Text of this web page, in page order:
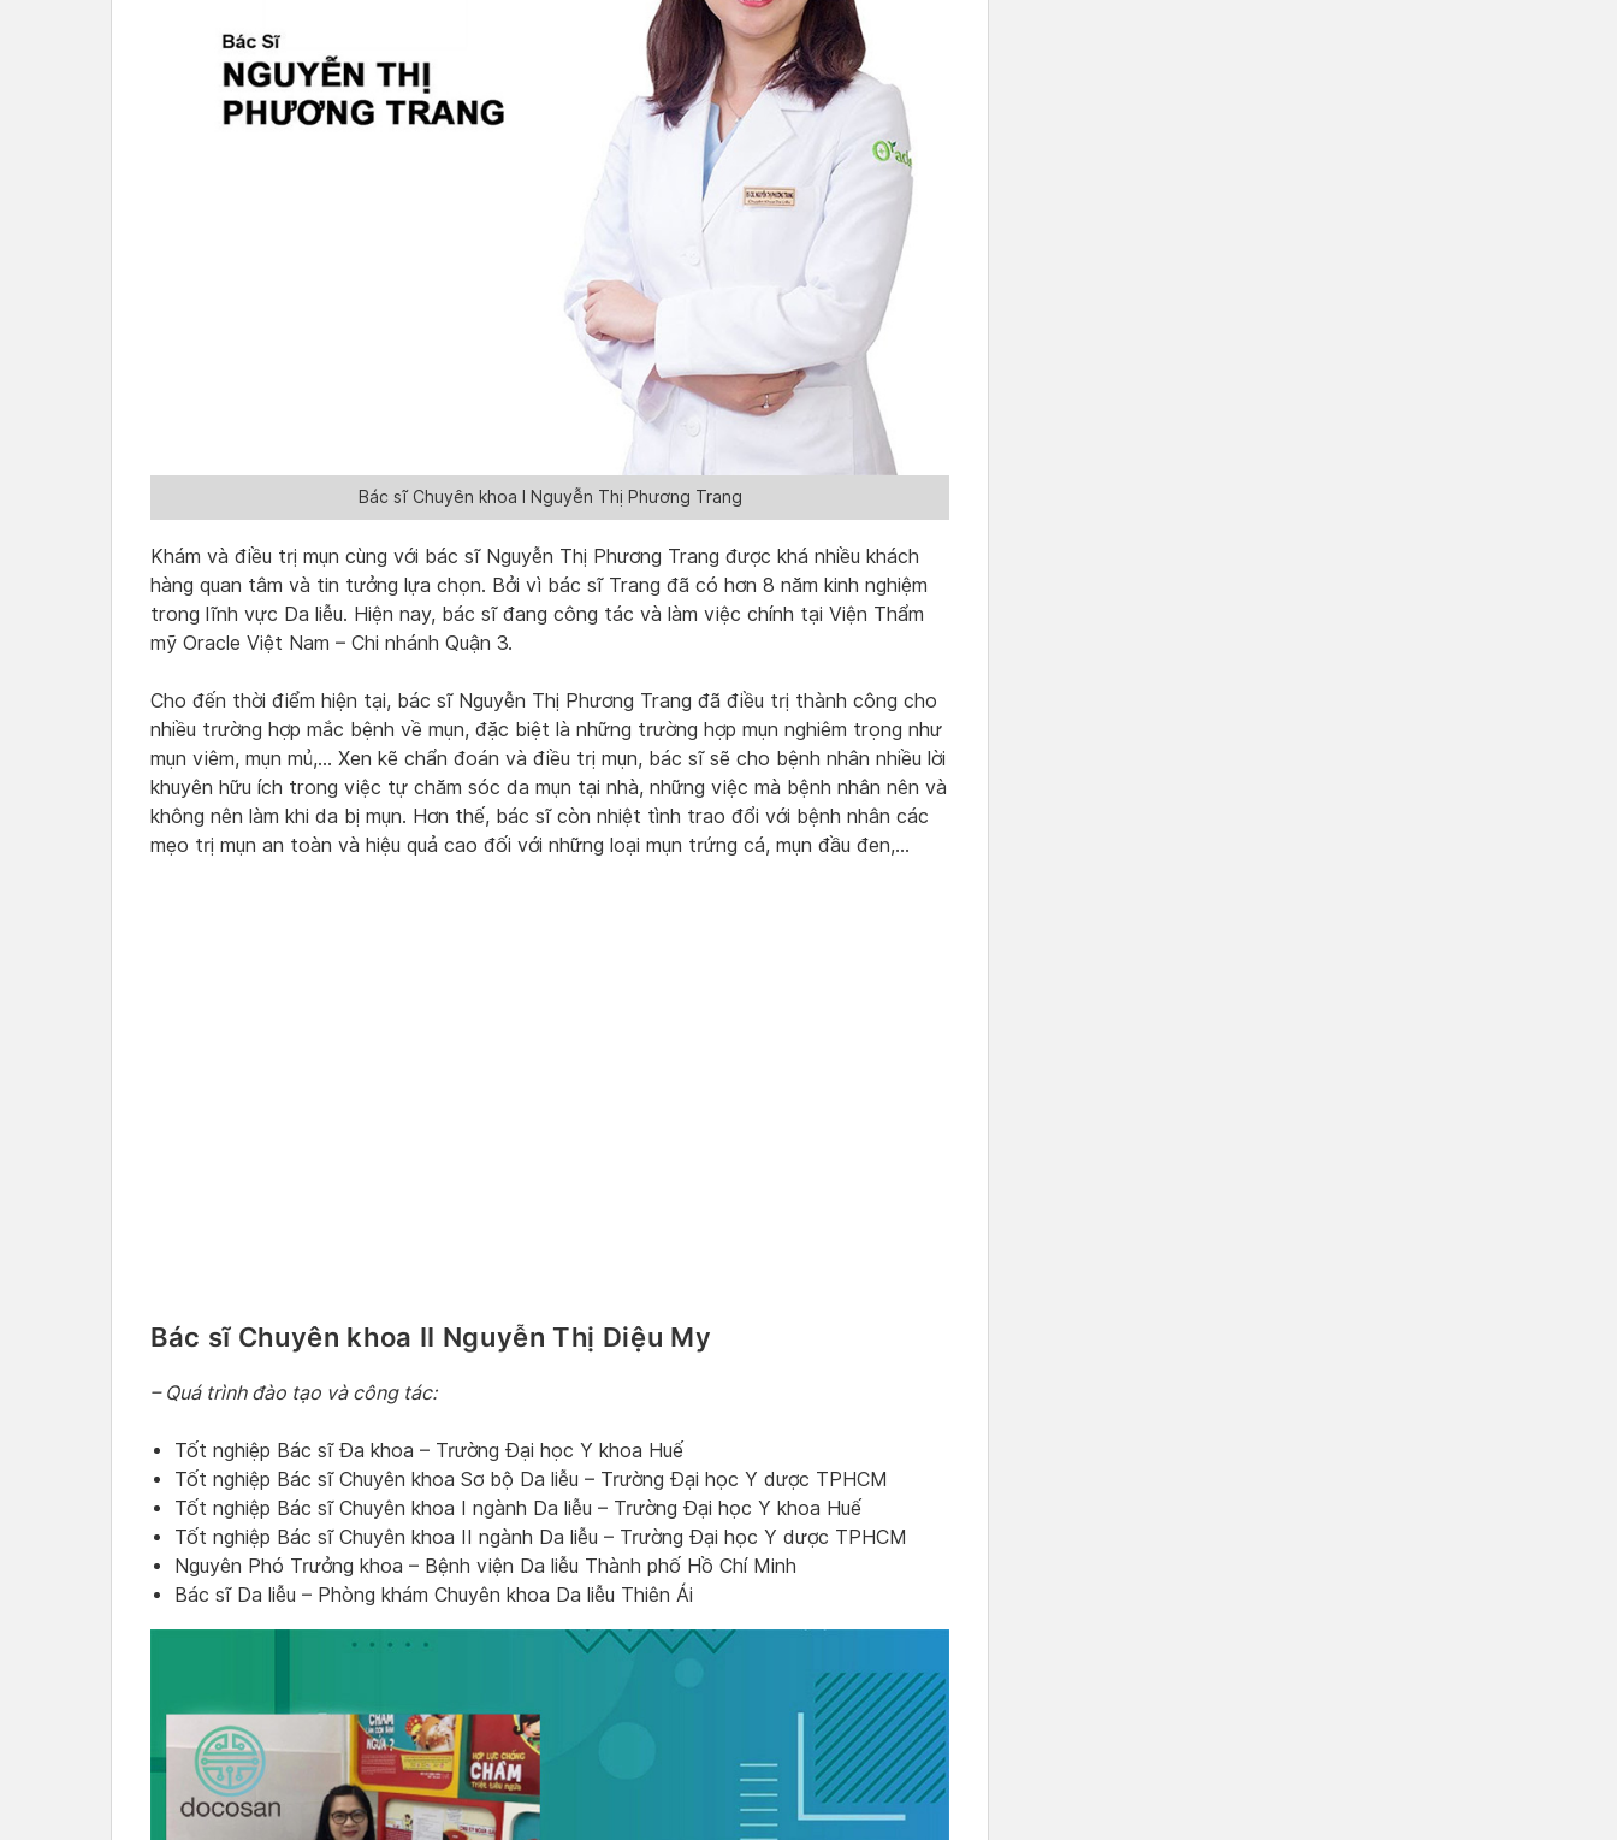
Bác sĩ Chuyên khoa I Nguyễn Thị Phương Trang
Khám và điều trị mụn cùng với bác sĩ Nguyễn Thị Phương Trang được khá nhiều khách
hàng quan tâm và tin tưởng lựa chọn. Bởi vì bác sĩ Trang đã có hơn 8 năm kinh nghiệm
trong lĩnh vực Da liễu. Hiện nay, bác sĩ đang công tác và làm việc chính tại Viện Thẩm
mỹ Oracle Việt Nam – Chi nhánh Quận 3.
Cho đến thời điểm hiện tại, bác sĩ Nguyễn Thị Phương Trang đã điều trị thành công cho
nhiều trường hợp mắc bệnh về mụn, đặc biệt là những trường hợp mụn nghiêm trọng như
mụn viêm, mụn mủ,… Xen kẽ chẩn đoán và điều trị mụn, bác sĩ sẽ cho bệnh nhân nhiều lời
khuyên hữu ích trong việc tự chăm sóc da mụn tại nhà, những việc mà bệnh nhân nên và
không nên làm khi da bị mụn. Hơn thế, bác sĩ còn nhiệt tình trao đổi với bệnh nhân các
mẹo trị mụn an toàn và hiệu quả cao đối với những loại mụn trứng cá, mụn đầu đen,…
Bác sĩ Chuyên khoa II Nguyễn Thị Diệu My
– Quá trình đào tạo và công tác:
Tốt nghiệp Bác sĩ Đa khoa – Trường Đại học Y khoa Huế
Tốt nghiệp Bác sĩ Chuyên khoa Sơ bộ Da liễu – Trường Đại học Y dược TPHCM
Tốt nghiệp Bác sĩ Chuyên khoa I ngành Da liễu – Trường Đại học Y khoa Huế
Tốt nghiệp Bác sĩ Chuyên khoa II ngành Da liễu – Trường Đại học Y dược TPHCM
Nguyên Phó Trưởng khoa – Bệnh viện Da liễu Thành phố Hồ Chí Minh
Bác sĩ Da liễu – Phòng khám Chuyên khoa Da liễu Thiên Ái